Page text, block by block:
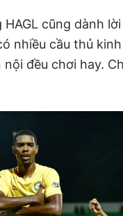
cũng dành
nhiều cầu thủ
nội đều chơi hay.